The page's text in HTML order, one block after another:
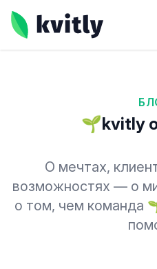
kvitly
🌱kvitly
О мечтах,
возможностях — о
о том, чем команда